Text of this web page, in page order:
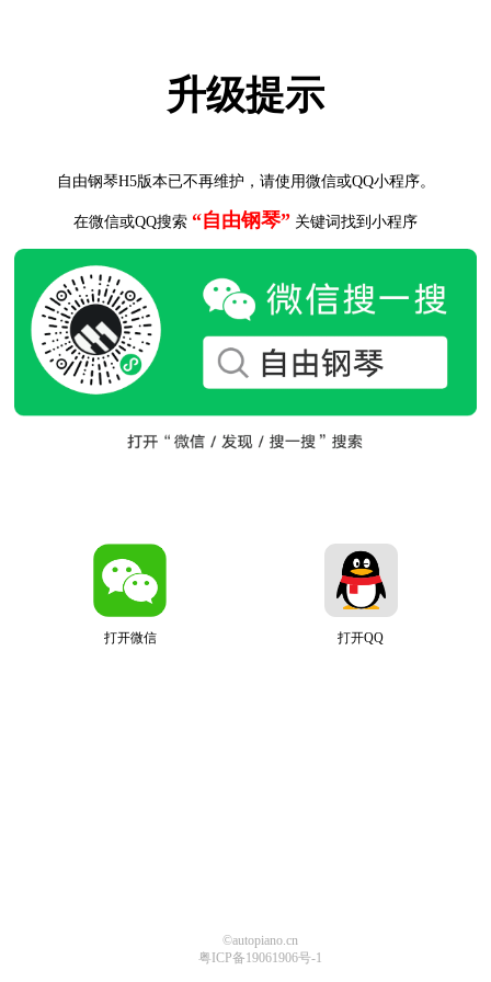
升级提示
自由钢琴H5版本已不再维护，请使用微信或QQ小程序。
在微信或QQ搜索 “自由钢琴” 关键词找到小程序
打开微信 打开QQ
©autopiano.cn
粤ICP备19061906号-1